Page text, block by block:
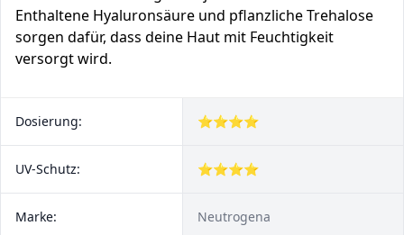
Enthaltene Hyaluronsäure und pflanzliche Trehalose
sorgen dafür, dass deine Haut mit Feuchtigkeit
versorgt wird.
Dosierung: ⭐⭐⭐⭐
UV-Schutz: ⭐⭐⭐⭐
Marke: Neutrogena